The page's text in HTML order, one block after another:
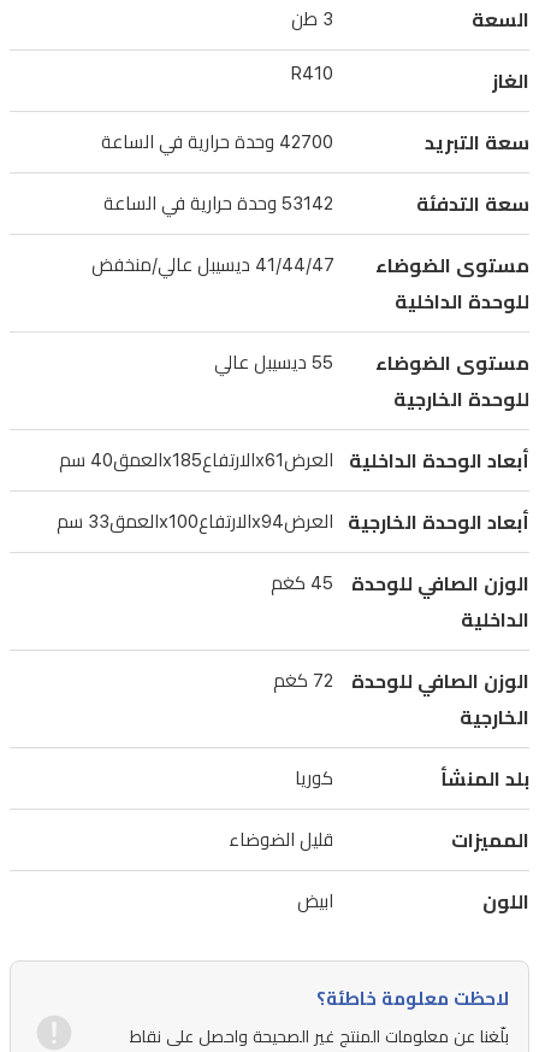
لتنقية
الهواء.
مع
ضاغط
استوائي
وتوزيع
هواء
يصل
حتى
20
متراً
أربعة
اتجاهات،
وهو
مصمم
لأداء
موثوق
في
الظروف
القاسية،
التركيب
مجاني.
السعة 3 طن
الغاز R410
سعة التبريد 42700 وحدة حرارية في الساعة
سعة التدفئة 53142 وحدة حرارية في الساعة
مستوى الضوضاء
للوحدة الداخلية
41/44/47 ديسيبل عالي/منخفض
مستوى الضوضاء
للوحدة الخارجية
55 ديسيبل عالي
أبعاد الوحدة الداخلية العرضx61الارتفاعx185العمق40 سم
أبعاد الوحدة الخارجية العرضx94الارتفاعx100العمق33 سم
الوزن الصافي للوحدة
الداخلية
45 كغم
الوزن الصافي للوحدة
الخارجية
72 كغم
بلد المنشأ كوريا
المميزات قليل الضوضاء
اللون ابيض
لاحظت معلومة خاطئة؟
بلّغنا عن معلومات المنتج غير الصحيحة واحصل على نقاط